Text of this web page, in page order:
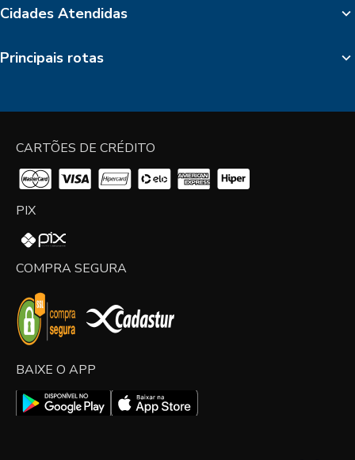
Cidades Atendidas
Principais rotas
CARTÕES DE CRÉDITO
PIX
COMPRA SEGURA
BAIXE O APP